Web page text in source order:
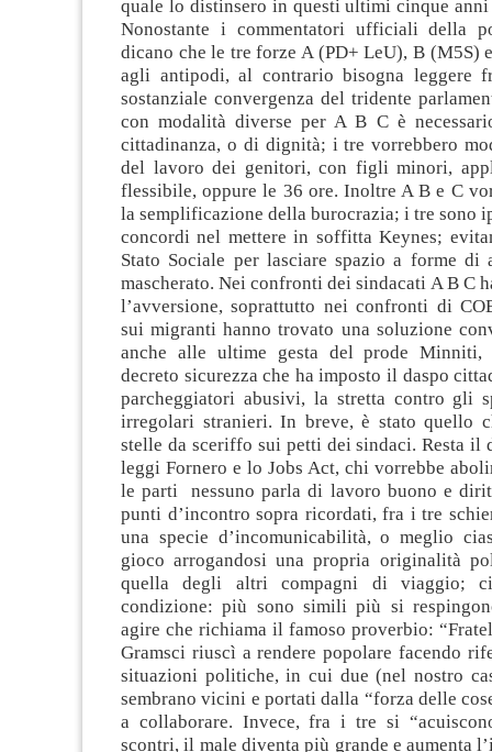
quale lo distinsero in questi ultimi cinque
Nonostante i commentatori ufficiali della
dicano che le tre forze A (PD+ LeU), B (M5S)
agli antipodi, al contrario bisogna leggere
sostanziale convergenza del tridente
con modalità diverse per A B C è
cittadinanza, o di dignità; i tre vorrebbero
del lavoro dei genitori, con figli minori,
flessibile, oppure le 36 ore. Inoltre A B e C
la semplificazione della burocrazia; i tre sono
concordi nel mettere in soffitta Keynes;
Stato Sociale per lasciare spazio a forme di
mascherato. Nei confronti dei sindacati A B C
l’avversione, soprattutto nei confronti di
sui migranti hanno trovato una soluzione
anche alle ultime gesta del prode
decreto sicurezza che ha imposto il daspo
parcheggiatori abusivi, la stretta contro gli
irregolari stranieri. In breve, è stato quello
stelle da sceriffo sui petti dei sindaci. Resta il
leggi Fornero e lo Jobs Act, chi vorrebbe
le parti nessuno parla di lavoro buono e
punti d’incontro sopra ricordati, fra i tre
una specie d’incomunicabilità, o meglio
gioco arrogandosi una propria originalità
quella degli altri compagni di viaggio;
condizione: più sono simili più si
agire che richiama il famoso proverbio:
Gramsci riuscì a rendere popolare facendo
situazioni politiche, in cui due (nel nostro
sembrano vicini e portati dalla “forza delle
a collaborare. Invece, fra i tre si
scontri, il male diventa più grande e aumenta